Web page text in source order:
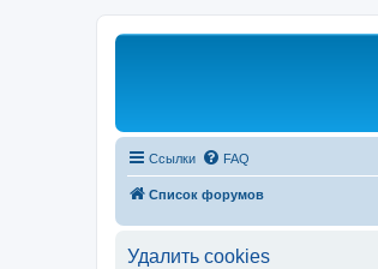
Ссылки FAQ
Список форумов
Удалить cookies